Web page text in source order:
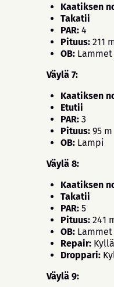
Kaatiksen
Takatii
PAR: 4
Pituus: 211
OB:
Väylä 7:
Kaatiksen
Etutii
PAR: 3
Pituus: 95 m
OB: Lampi
Väylä 8:
Kaatiksen
Takatii
PAR: 5
Pituus: 241
OB: Lammet
Repair:
Droppari:
Väylä 9: